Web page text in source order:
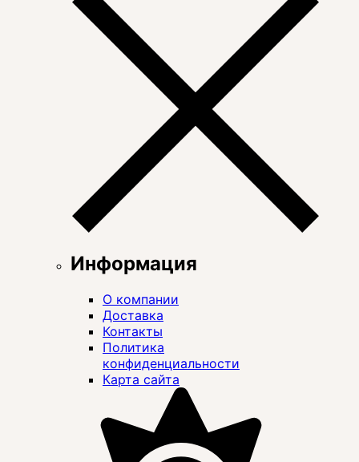
Информация
О компании
Доставка
Контакты
Политика
конфиденциальности
Карта сайта